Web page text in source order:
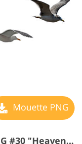
Mouette PNG
Superposition de mouette PNG #30 "Heavenly Roads"